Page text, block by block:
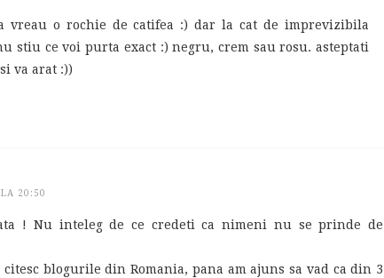
vreau o rochie de catifea :) dar la cat de imprevizibila
stiu ce voi purta exact :) negru, crem sau rosu. asteptati
va arat :))
20:50
! Nu inteleg de ce credeti ca nimeni nu se prinde de
citesc blogurile din Romania, pana am ajuns sa vad ca din 3